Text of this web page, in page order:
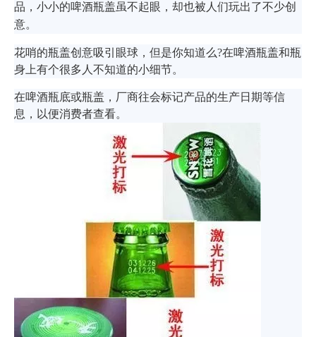
品，小小的啤酒瓶盖虽不起眼，却也被人们玩出了不少创
意。
花哨的瓶盖创意吸引眼球，但是你知道么?在啤酒瓶盖和瓶
身上有个很多人不知道的小细节。
在啤酒瓶底或瓶盖，厂商往会标记产品的生产日期等信
息，以便消费者查看。